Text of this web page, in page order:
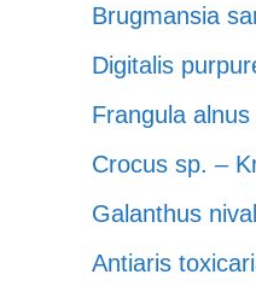
Brugmansia
Digitalis
Frangula
Crocus sp. –
Galanthus
Antiaris